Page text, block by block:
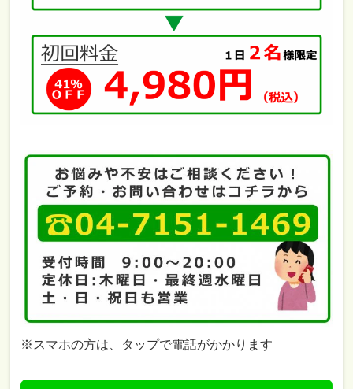
※スマホの方は、タップで電話がかかります